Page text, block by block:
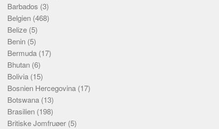
Barbados (3)
Belgien (468)
Belize (5)
Benin (5)
Bermuda (17)
Bhutan (6)
Bolivia (15)
Bosnien Hercegovina (17)
Botswana (13)
Brasilien (198)
Britiske Jomfruøer (5)